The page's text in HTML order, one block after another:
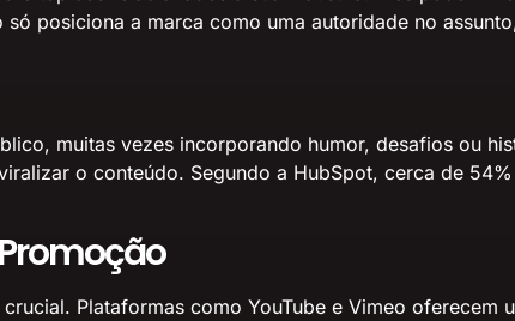
posiciona a marca como uma autoridade no
muitas vezes incorporando humor, desafios ou
o conteúdo. Segundo a HubSpot, cerca de
Plataformas como YouTube e Vimeo oferecem